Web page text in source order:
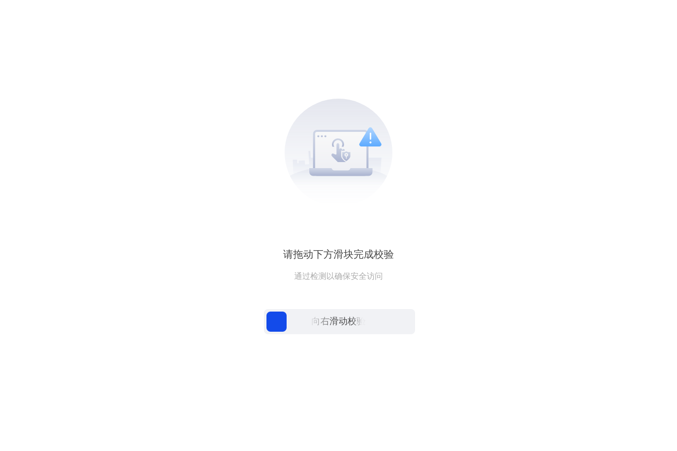
请拖动下方滑块完成校验
通过检测以确保安全访问